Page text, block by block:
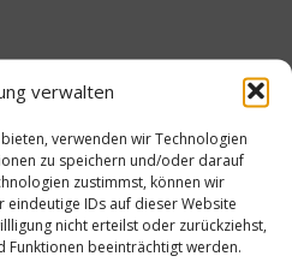
verwalten
verwenden wir Technologien
zu speichern und/oder darauf
zustimmst, können wir
IDs auf dieser Website
nicht erteilst oder zurückziehst,
Funktionen beeinträchtigt werden.
Gastro &
Ristorante
Ferraris Geist